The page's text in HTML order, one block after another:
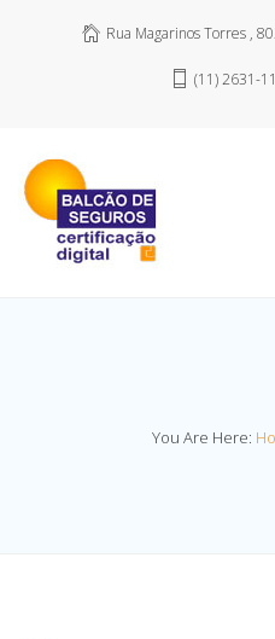
Rua Magarinos Torres ,
(11) 2631-
You Are Here: